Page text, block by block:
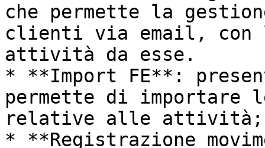
che permette la
clienti via email, con
attività da esse.
* **Import FE**:
permette di
relative alle attività;
* **Registrazione